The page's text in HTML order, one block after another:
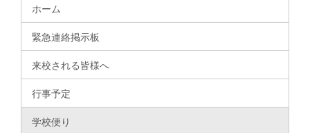
ホーム
緊急連絡掲示板
来校される皆様へ
行事予定
学校便り